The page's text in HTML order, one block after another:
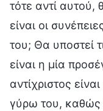
τότε αντί αυτού,
είναι οι
του; Θα υποστεί
είναι η μία
αντίχριστος
γύρω του, καθώς